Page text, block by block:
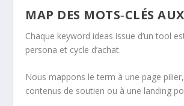
MAP DES MOTS‑CLÉS
Chaque keyword ideas issue d’un tool
persona et cycle d’achat.
Nous mappons le term à une page
contenus de soutien ou à une landing